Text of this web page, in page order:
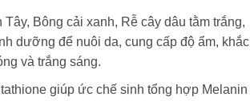
Bông cải xanh, Rễ cây dâu tằm trắng,
dưỡng để nuôi da, cung cấp độ ẩm, khắc
và trắng sáng.
giúp ức chế sinh tổng hợp Melanin